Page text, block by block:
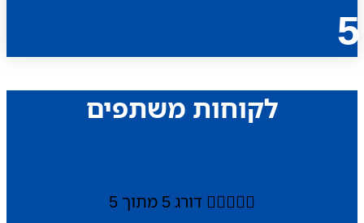
5
לקוחות משתפים
 דורג 5 מתוך 5